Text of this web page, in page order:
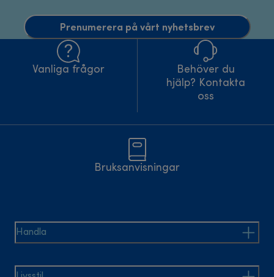
Prenumerera på vårt nyhetsbrev
Vanliga frågor
Behöver du
hjälp? Kontakta
oss
Bruksanvisningar
Handla